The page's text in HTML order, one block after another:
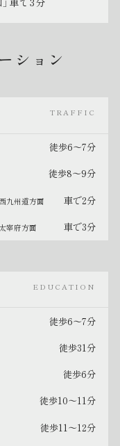
ション
TRAFFIC
徒歩6〜7分
徒歩8〜9分
九州道方面 車で2分
宰府方面 車で3分
EDUCATION
徒歩6〜7分
徒歩31分
徒歩6分
徒歩10〜11分
徒歩11〜12分